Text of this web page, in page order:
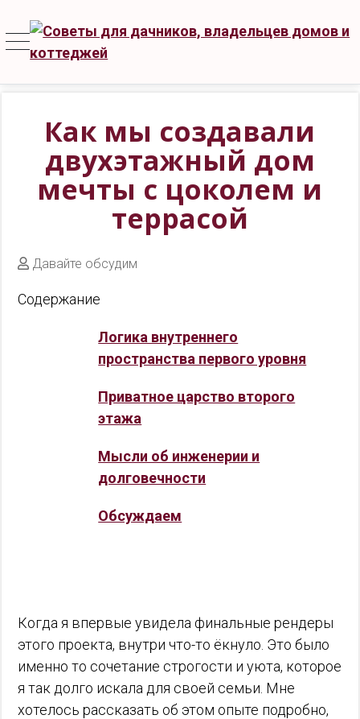
Как мы создавали
двухэтажный дом
мечты с цоколем и
террасой
Давайте обсудим
Содержание
Логика внутреннего
пространства первого уровня
Приватное царство второго
этажа
Мысли об инженерии и
долговечности
Обсуждаем
Когда я впервые увидела финальные рендеры
этого проекта, внутри что-то ёкнуло. Это было
именно то сочетание строгости и уюта, которое
я так долго искала для своей семьи. Мне
хотелось рассказать об этом опыте подробно,